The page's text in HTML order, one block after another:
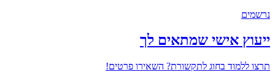
נרשמים
ייעוץ אישי שמתאים לך
תרצו ללמוד בחוג לתקשורת? השאירו פרטים!